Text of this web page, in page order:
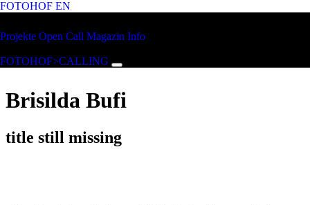
Zum Hauptinhalt springen
FOTOHOF EN
Projekte Open Call Magazin Info
FOTOHOF>CALLING
Brisilda Bufi
title still missing